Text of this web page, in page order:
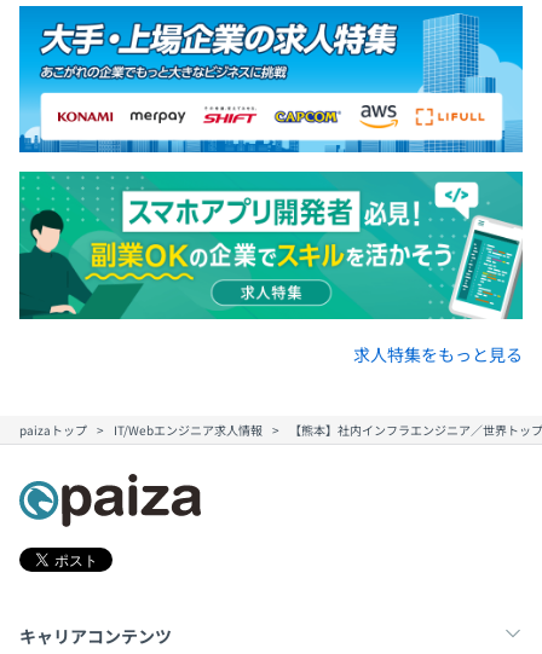
求人特集をもっと見る
paizaトップ IT/Webエンジニア求人情報 【熊本】社内インフラエンジニア／世界トッ
キャリアコンテンツ